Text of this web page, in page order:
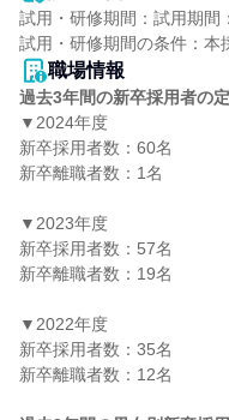
試用・研修期間：試用期間
職場情報
過去3年間の新卒採用者の
▼2024年度
新卒採用者数：60名
新卒離職者数：1名
▼2023年度
新卒採用者数：57名
新卒離職者数：19名
▼2022年度
新卒採用者数：35名
新卒離職者数：12名